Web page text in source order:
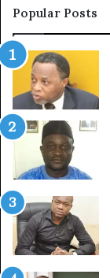
sous
Popular Posts